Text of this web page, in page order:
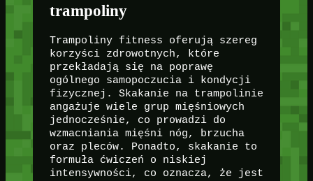
trampoliny
Trampoliny fitness oferują szereg
korzyści zdrowotnych, które
przekładają się na poprawę
ogólnego samopoczucia i kondycji
fizycznej. Skakanie na trampolinie
angażuje wiele grup mięśniowych
jednocześnie, co prowadzi do
wzmacniania mięśni nóg, brzucha
oraz pleców. Ponadto, skakanie to
formuła ćwiczeń o niskiej
intensywności, co oznacza, że jest